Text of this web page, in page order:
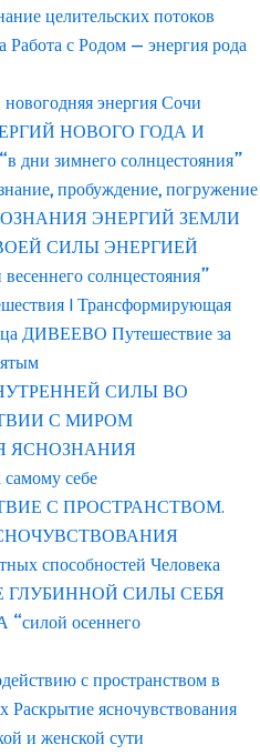
целительских потоков
Работа с Родом — энергия рода
энергия Сочи
НОВОГО ГОДА И
зимнего солнцестояния”
пробуждение, погружение
ЭНЕРГИЙ ЗЕМЛИ
СИЛЫ ЭНЕРГИЕЙ
солнцестояния”
| Трансформирующая
ДИВЕЕВО Путешествие за
СИЛЫ ВО
С МИРОМ
ЯСНОЗНАНИЯ
себе
С ПРОСТРАНСТВОМ.
способностей Человека
ГЛУБИННОЙ СИЛЫ СЕБЯ
осеннего
с пространством в
Раскрытие ясночувствования
и женской сути